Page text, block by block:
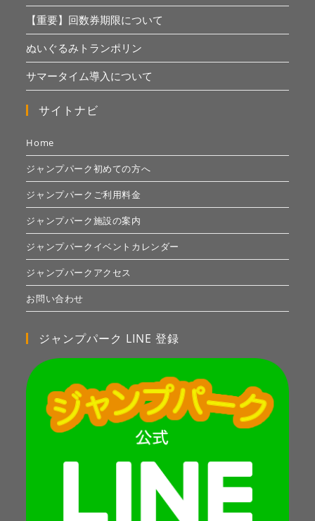
【重要】回数券期限について
ぬいぐるみトランポリン
サマータイム導入について
サイトナビ
Home
ジャンプパーク初めての方へ
ジャンプパークご利用料金
ジャンプパーク施設の案内
ジャンプパークイベントカレンダー
ジャンプパークアクセス
お問い合わせ
ジャンプパーク LINE 登録